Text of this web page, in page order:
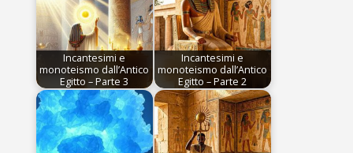
Incantesimi e
monoteismo dall’Antico
Egitto – Parte 3
Incantesimi e
monoteismo dall’Antico
Egitto – Parte 2